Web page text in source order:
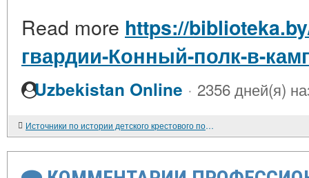
Read more https://
гвардии-Конный-полк-в-
Uzbekistan Online · 2356 дней(я)
Источники по истории детского крестового похода 1212 г.